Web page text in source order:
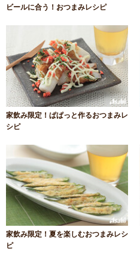
ビールに合う！おつまみレシピ
家飲み限定！ぱぱっと作るおつまみレ
シピ
家飲み限定！夏を楽しむおつまみレシ
ピ